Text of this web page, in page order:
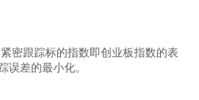
密跟踪标的指数即创业板指数的表
误差的最小化。